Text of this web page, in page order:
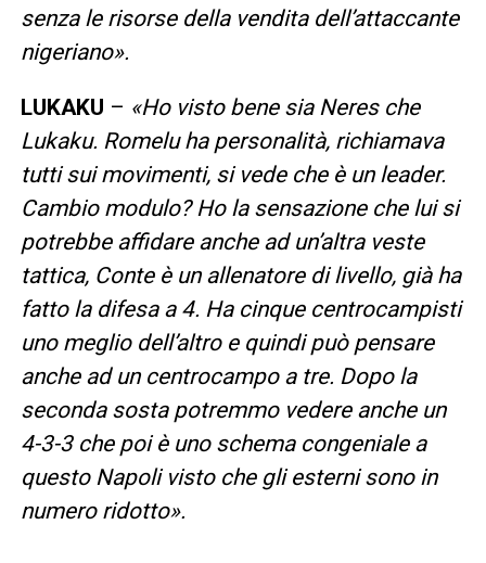
senza le risorse della vendita dell’attaccante
nigeriano».
LUKAKU – «Ho visto bene sia Neres che
Lukaku. Romelu ha personalità, richiamava
tutti sui movimenti, si vede che è un leader.
Cambio modulo? Ho la sensazione che lui si
potrebbe affidare anche ad un’altra veste
tattica, Conte è un allenatore di livello, già ha
fatto la difesa a 4. Ha cinque centrocampisti
uno meglio dell’altro e quindi può pensare
anche ad un centrocampo a tre. Dopo la
seconda sosta potremmo vedere anche un
4-3-3 che poi è uno schema congeniale a
questo Napoli visto che gli esterni sono in
numero ridotto».